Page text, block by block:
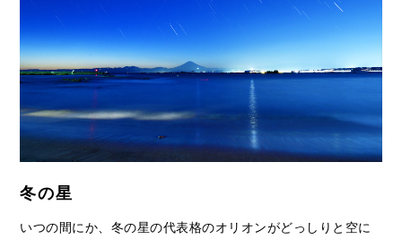
冬の星
いつの間にか、冬の星の代表格のオリオンがどっしりと空に